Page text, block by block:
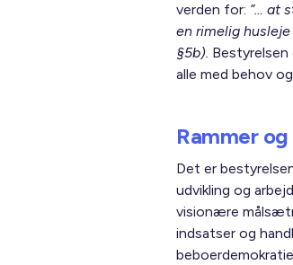
verden for: ”… at
en rimelig
§5b).
alle med behov og
Rammer
Det er
udvikling og
visionære
indsatser og